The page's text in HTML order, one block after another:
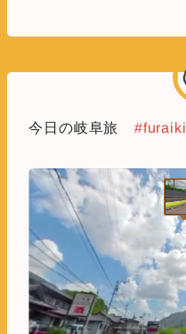
今日の岐阜旅 #furaiki